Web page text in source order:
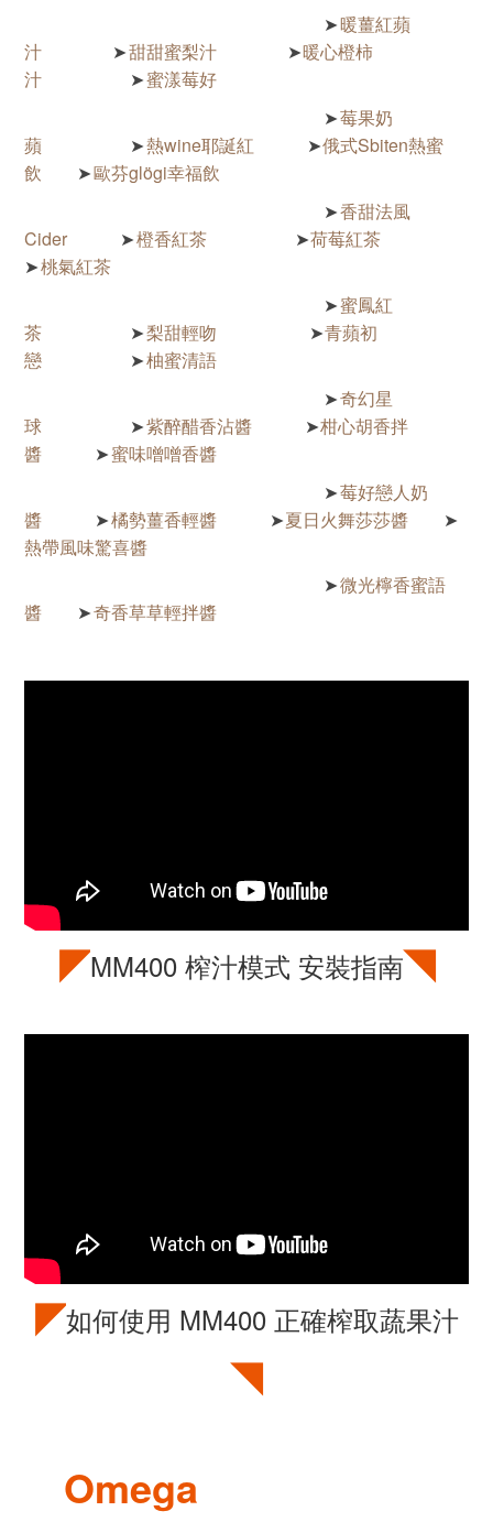
➤暖薑紅蘋
汁
➤甜甜蜜梨汁 ➤暖心橙柿
汁
➤蜜漾莓好
➤莓果奶
蘋
➤熱wine耶誕紅 ➤俄式Sbiten熱蜜
飲
➤歐芬glögi幸福飲
➤香甜法風
Cider
➤橙香紅茶 ➤荷莓紅茶
➤桃氣紅茶
➤蜜鳳紅
茶
➤梨甜輕吻 ➤青蘋初
戀
➤柚蜜清語
➤奇幻星
球
➤紫醉醋香沾醬 ➤柑心胡香拌
醬
➤蜜味噌噌香醬
➤莓好戀人奶
醬
➤橘勢薑香輕醬 ➤夏日火舞莎莎醬 ➤
熱帶風味驚喜醬
➤微光檸香蜜語
醬
➤奇香草草輕拌醬
◤MM400 榨汁模式 安裝指南◥
◤如何使用 MM400 正確榨取蔬果汁
◥
Omega